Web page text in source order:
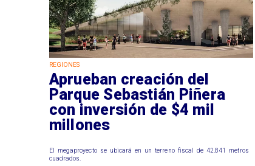
REGIONES
Aprueban creación del
Parque Sebastián Piñera
con inversión de $4 mil
millones
El megaproyecto se ubicará en un terreno fiscal de 42.841 metros
cuadrados.